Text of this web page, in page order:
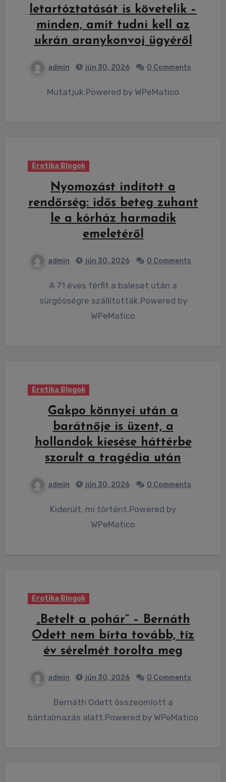
letartóztatását is követelik –
minden, amit tudni kell az
ukrán aranykonvoj ügyéről
admin jún 30, 2026 0 Comments
Mutatjuk.Powered by WPeMatico
Erotika Blogok
Nyomozást indított a
rendőrség: idős beteg zuhant
le a kórház harmadik
emeletéről
admin jún 30, 2026 0 Comments
A 71 éves férfit a baleset után a
sürgősségre szállították.Powered by
WPeMatico
Erotika Blogok
Gakpo könnyei után a
barátnője is üzent, a
hollandok kiesése háttérbe
szorult a tragédia után
admin jún 30, 2026 0 Comments
Kiderült, mi történt.Powered by
WPeMatico
Erotika Blogok
„Betelt a pohár” – Bernáth
Odett nem bírta tovább, tíz
év sérelmét torolta meg
admin jún 30, 2026 0 Comments
Bernáth Odett összeomlott a
bántalmazás alatt.Powered by WPeMatico